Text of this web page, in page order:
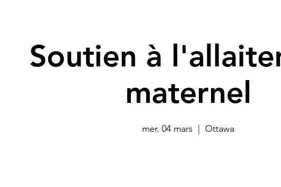
Soutien à
maternel
mer. 04 mars Ottawa